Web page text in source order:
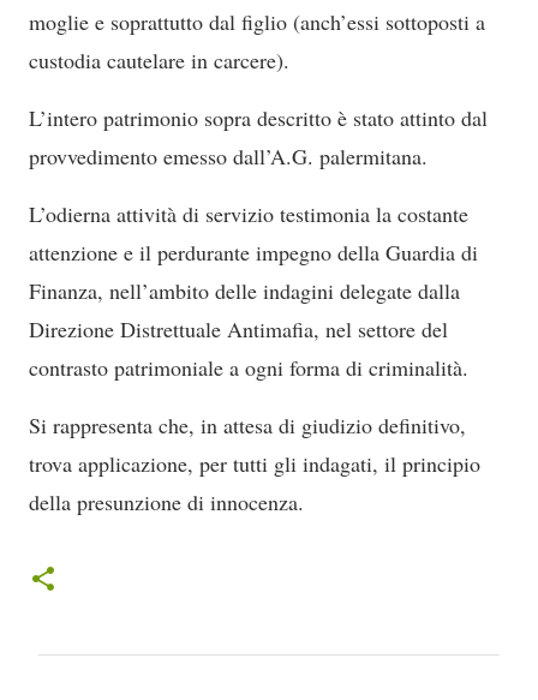
moglie e soprattutto dal figlio (anch’essi sottoposti a
custodia cautelare in carcere).
L’intero patrimonio sopra descritto è stato attinto dal
provvedimento emesso dall’A.G. palermitana.
L’odierna attività di servizio testimonia la costante
attenzione e il perdurante impegno della Guardia di
Finanza, nell’ambito delle indagini delegate dalla
Direzione Distrettuale Antimafia, nel settore del
contrasto patrimoniale a ogni forma di criminalità.
Si rappresenta che, in attesa di giudizio definitivo,
trova applicazione, per tutti gli indagati, il principio
della presunzione di innocenza.